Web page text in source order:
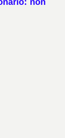
non